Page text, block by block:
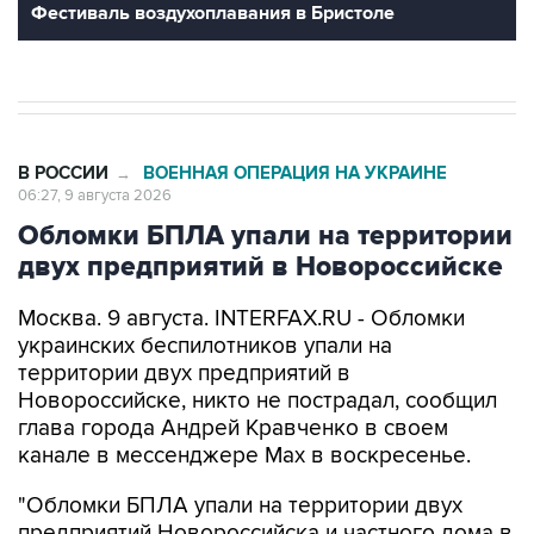
Фестиваль воздухоплавания в Бристоле
В РОССИИ → ВОЕННАЯ ОПЕРАЦИЯ НА УКРАИНЕ
06:27, 9 августа 2026
Обломки БПЛА упали на территории
двух предприятий в Новороссийске
Москва. 9 августа. INTERFAX.RU - Обломки
украинских беспилотников упали на
территории двух предприятий в
Новороссийске, никто не пострадал, сообщил
глава города Андрей Кравченко в своем
канале в мессенджере Max в воскресенье.
"Обломки БПЛА упали на территории двух